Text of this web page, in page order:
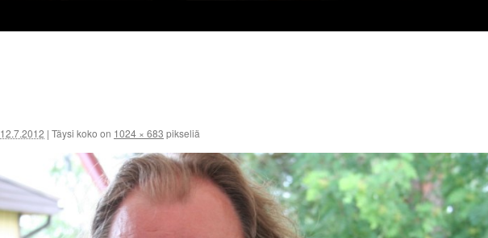
12.7.2012 | Täysi koko on 1024 × 683 pikseliä